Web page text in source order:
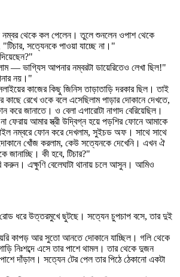
থেকে কল পেলেন। তুলে শুনলেন ওপাশ থেকে
সত্যেনকে পাওয়া যাচ্ছে না।"
— ভাগ্যিস আপনার নম্বরটা ডায়েরিতেও লেখা ছিল!"
নয়।"
কাজের কিছু জিনিস তাড়াতাড়ি দরকার ছিল। তাই
রেখে ওকে বলে এসেছিলাম পাড়ার দোকানে দেখতে,
জানাতে। ও বেলা এগারোটা নাগাদ বেরিয়েছিল।
ফেরায় আমার স্ত্রী উদ্বিগ্ন হয়ে পড়শির ফোনে আমাকে
নম্বরে ফোন করে দেখলাম, সুইচড অফ। সাথে সাথে
দোকানে খোঁজ করলাম, কেউ সত্যেনকে দেখেনি। এখন ঐ
কী হবে, টিচার?"
এক্ষুণি বেলেঘাটা থানায় চলে আসুন। আমিও
রোড ধরে উত্তরমুখে ছুটছে। সত্যেন চুপচাপ বসে, তার দুই
কাপড় আর সুতো আনতে দোকানে যাচ্ছিল। গলি থেকে
নিঃশব্দে এসে তার পাশে থামল। তার থেকে দুজন
দাঁড়াল। সত্যেন টের পেল তার পিঠে ঠেকানো একটা